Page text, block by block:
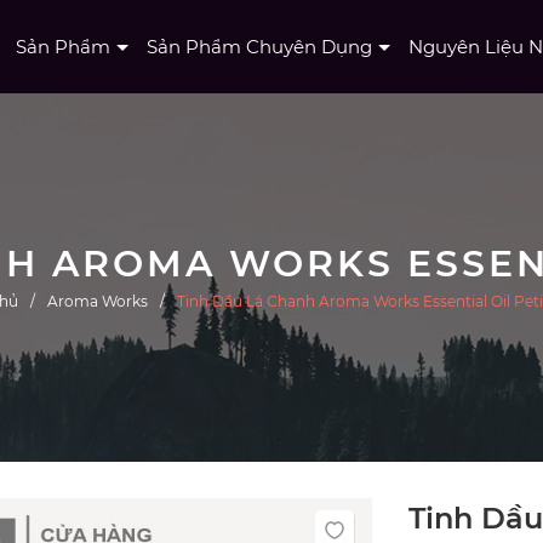
Sản Phẩm Sản Phẩm Chuyên Dụng Nguyên Liệu
Aroma Works Tinh Dầu Lá Chanh Aroma Works Essential Oil
Tinh